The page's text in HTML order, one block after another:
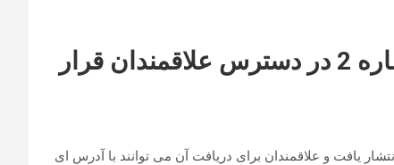
چاپ دوم در دفاع از مارکسیسم، شماره 2 در دسترس علاقمندان قرار
یافت و علاقمندان برای دریافت آن می توانند با آدرس ای